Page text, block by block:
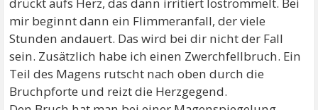
mir beginnt dann ein Flimmeranfall, der viele
Stunden andauert. Das wird bei dir nicht der Fall
sein. Zusätzlich habe ich einen Zwerchfellbruch. Ein
Teil des Magens rutscht nach oben durch die
Bruchpforte und reizt die Herzgegend.